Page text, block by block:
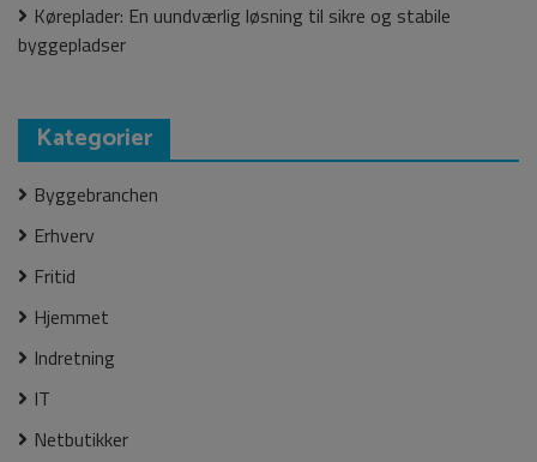
Køreplader: En uundværlig løsning til sikre og stabile
byggepladser
Kategorier
Byggebranchen
Erhverv
Fritid
Hjemmet
Indretning
IT
Netbutikker